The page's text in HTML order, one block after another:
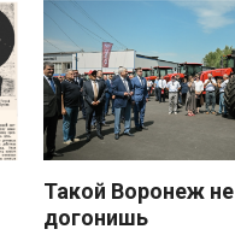
Такой Воронеж не
догонишь